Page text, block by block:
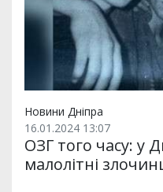
Новини Дніпра
16.01.2024 13:07
ОЗГ того часу: у
малолітні